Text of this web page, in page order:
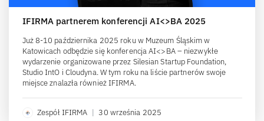
IFIRMA partnerem konferencji AI<>BA 2025
Już 8-10 października 2025 roku w Muzeum Śląskim w
Katowicach odbędzie się konferencja AI<>BA – niezwykłe
wydarzenie organizowane przez Silesian Startup Foundation,
Studio IntO i Cloudyna. W tym roku na liście partnerów swoje
miejsce znalazła również IFIRMA.
Zespół IFIRMA | 30 września 2025